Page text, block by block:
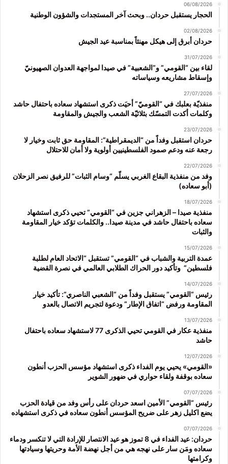
06/08/2026
الحجار يستقبل حردان.. وبحث آخر المستجدات والشؤون الوطنية
02/08/2026
حردان أبرق إلى هيكل مهنئاً بمناسبة عيد الجيش
31/07/2026
لقاء بين “القومي” و”الشعبية” في صيدا لمواجهة العدوان الصهيونيّ
وإسقاط مشاريعه وسياساته
27/07/2026
منفذيّة بعلبك في “القوميّ” أحيَت ذكرى استشهاد سعاده باحتفال حاشد
وكلمات أكدت التمسّك بثلاثيّة الشعب والجيش والمقاومة
23/07/2026
حردان استقبل وفداً من “الديمقراطية”: المقاومة حق ثابت وخيار لا
رجعة عنه ودعم صمود الفلسطينيين أولوية ولا أمان للاحتلال
22/07/2026
وفد من منفذية البقاع الغربي يسلّم “وسام الثبات” للرفيق نصر الزحلان
(أبو سعاده)
18/07/2026
منفذية صيدا – الزهراني جزين في “القومي” تحيي ذكرى استشهاد
سعاده باحتفال حاشد في مدينة صيدا.. والكلمات تؤكد خيار المقاومة
والثبات
15/07/2026
عمدة التربية والشباب في “القومي” تستقبل “الاتحاد العام لطلبة
فلسطين” وتأكيد دور الحراك الطلابي العالمي في نصرة القضية
14/07/2026
رئيس “القومي” يستقبل وفداً من “الشعبي الناصري”: تأكيد خيار
المقاومة ورفض “اتفاق الإطار” ودعوة لتجريم الاتصال بالعدو
13/07/2026
منفذية عكار في القومي تحيي الذكرى 77 لاستشهاد سعاده باحتفال
حاشد
12/07/2026
«القومي» يحيي يوم الفداء ذكرى استشهاد مؤسس الحزب أنطون
سعاده بوقفة ولقاء حواري في ضهور الشوير
07/07/2026
رئيس “القومي” الأمين اسعد حردان على رأس وفد من قيادة الحزب
يضع اكليل زهر على ضريح المؤسس أنطون سعاده في ذكرى استشهاده
07/07/2026
حردان: عيد الفداء في 8 تموز هو عيد الانتصار للإرادة التي لا تنكسر ودماء
سعاده ومَن سار على نهجه هي من أجل نهضة الأمة وحريتها وسيادتها
وكرامتها